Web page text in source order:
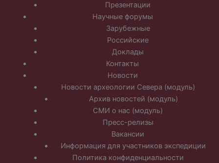
Презентации
Научные форумы
Зарубежные
Российские
Доклады
Контакты
Новости
Новости археологии Севера (модуль)
Архив новостей (модуль)
СМИ о нас (модуль)
Пресс-релизы
Вакансии
Информация для участников экспедиции
Политика конфиденциальности